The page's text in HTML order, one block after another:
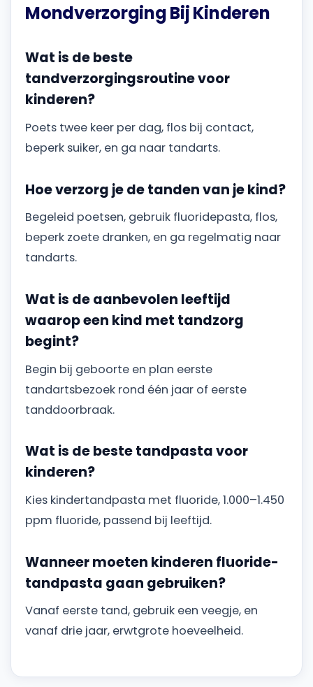
Mondverzorging Bij Kinderen
Wat is de beste
tandverzorgingsroutine voor
kinderen?
Poets twee keer per dag, flos bij contact,
beperk suiker, en ga naar tandarts.
Hoe verzorg je de tanden van je kind?
Begeleid poetsen, gebruik fluoridepasta, flos,
beperk zoete dranken, en ga regelmatig naar
tandarts.
Wat is de aanbevolen leeftijd
waarop een kind met tandzorg
begint?
Begin bij geboorte en plan eerste
tandartsbezoek rond één jaar of eerste
tanddoorbraak.
Wat is de beste tandpasta voor
kinderen?
Kies kindertandpasta met fluoride, 1.000–1.450
ppm fluoride, passend bij leeftijd.
Wanneer moeten kinderen fluoride-
tandpasta gaan gebruiken?
Vanaf eerste tand, gebruik een veegje, en
vanaf drie jaar, erwtgrote hoeveelheid.